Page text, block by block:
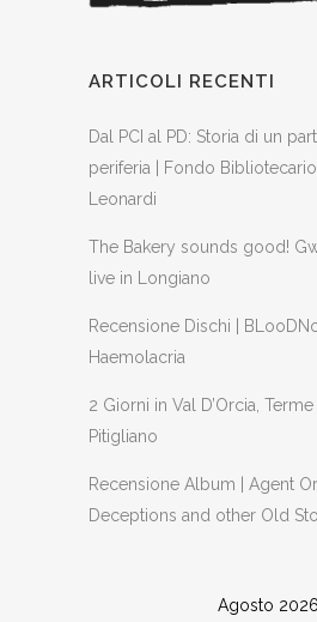
ARTICOLI RECENTI
Dal PCI al PD: Storia di un
periferia | Fondo
Leonardi
The Bakery sounds good!
live in Longiano
Recensione Dischi |
Haemolacria
2 Giorni in Val D’Orcia,
Pitigliano
Recensione Album | Agent
Deceptions and other Old
Agosto 2026